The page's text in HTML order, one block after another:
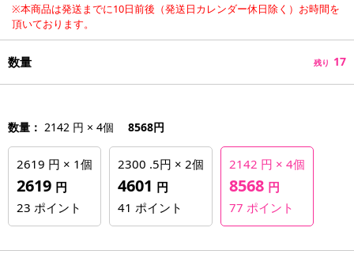
※本商品は発送までに10日前後（発送日カレンダー休日除く）お時間を
頂いております。
数量 残り 17
数量： 2142 円 × 4個 8568円
2619 円 × 1個
2619 円
23 ポイント
2300 .5円 × 2個
4601 円
41 ポイント
2142 円 × 4個
8568 円
77 ポイント